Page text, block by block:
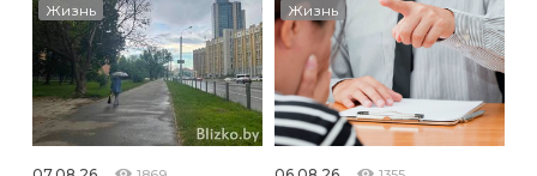
Жизнь Жизнь